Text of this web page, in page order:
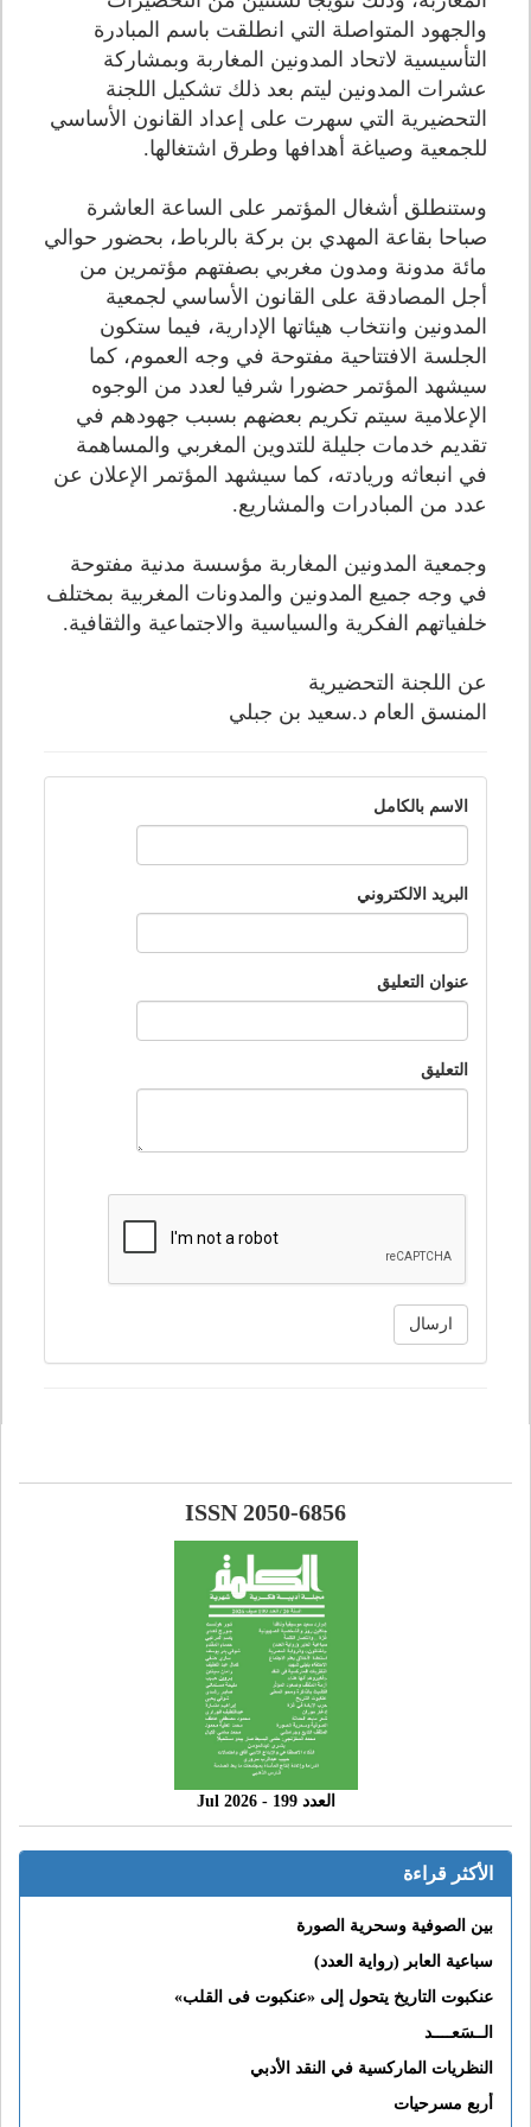
والجهود المتواصلة التي انطلقت باسم المبادرة
التأسيسية لاتحاد المدونين المغاربة وبمشاركة
عشرات المدونين ليتم بعد ذلك تشكيل اللجنة
التحضيرية التي سهرت على إعداد القانون الأساسي
للجمعية وصياغة أهدافها وطرق اشتغالها.
وستنطلق أشغال المؤتمر على الساعة العاشرة
صباحا بقاعة المهدي بن بركة بالرباط، بحضور حوالي
مائة مدونة ومدون مغربي بصفتهم مؤتمرين من
أجل المصادقة على القانون الأساسي لجمعية
المدونين وانتخاب هيئاتها الإدارية، فيما ستكون
الجلسة الافتتاحية مفتوحة في وجه العموم، كما
سيشهد المؤتمر حضورا شرفيا لعدد من الوجوه
الإعلامية سيتم تكريم بعضهم بسبب جهودهم في
تقديم خدمات جليلة للتدوين المغربي والمساهمة
في انبعاثه وريادته، كما سيشهد المؤتمر الإعلان عن
عدد من المبادرات والمشاريع.
وجمعية المدونين المغاربة مؤسسة مدنية مفتوحة
في وجه جميع المدونين والمدونات المغربية بمختلف
خلفياتهم الفكرية والسياسية والاجتماعية والثقافية.
عن اللجنة التحضيرية
المنسق العام د.سعيد بن جبلي
الاسم بالكامل
البريد الالكتروني
عنوان التعليق
التعليق
ارسال
ISSN 2050-6856
العدد 199 - 2026 Jul
الأكثر قراءة
بين الصوفية وسحرية الصورة
سباعية العابر (رواية العدد)
عنكبوت التاريخ يتحول إلى «عنكبوت فى القلب»
الــسَعــــد
النظريات الماركسية في النقد الأدبي
أربع مسرحيات